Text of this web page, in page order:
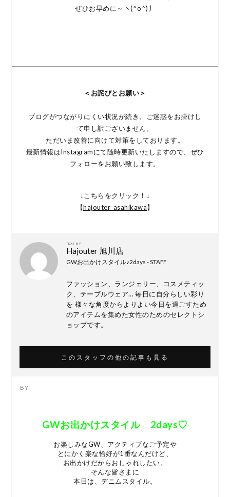
ぜひお早めに～ヽ(^o^)丿
＜お詫びとお願い＞
ブログがつながりにくい状況が続き、ご迷惑をお掛けし
て申し訳ございません。
ただいま改善に向けて対策をしております。
最新情報はInstagramにて随時更新いたしますので、ぜひ
フォローをお願い致します。
↓こちらをクリック！↓
【hajouter_asahikawa】
TEXT BY
Hajouter 旭川店
GWお出かけスタイル♪2days - STAFF
ファッション、ランジェリー、コスメティッ
ク、テーブルウェア… 毎日に自分らしい彩り
を 様々な角度からよりよい今日を過ごすため
のアイテムを集めた女性のためのセレクトシ
ョップです。
このスタッフの他の記事も見る
GWお出かけスタイル 2days♡
お楽しみなGW、アクティブなご予定や
とにかく楽な恰好が1番なんだけど、
お出かけだからおしゃれしたい。
そんな皆さまに
本日は、デニムスタイル。